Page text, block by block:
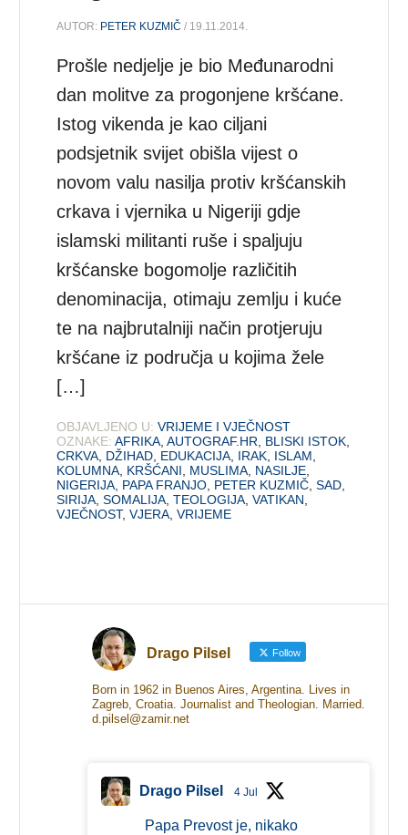
AUTOR: PETER KUZMIČ / 19.11.2014.
Prošle nedjelje je bio Međunarodni
dan molitve za progonjene kršćane.
Istog vikenda je kao ciljani
podsjetnik svijet obišla vijest o
novom valu nasilja protiv kršćanskih
crkava i vjernika u Nigeriji gdje
islamski militanti ruše i spaljuju
kršćanske bogomolje različitih
denominacija, otimaju zemlju i kuće
te na najbrutalniji način protjeruju
kršćane iz područja u kojima žele
[…]
OBJAVLJENO U: VRIJEME I VJEČNOST
OZNAKE: AFRIKA ,AUTOGRAF.HR BLISKI ISTOK
CRKVA DŽIHAD EDUKACIJA IRAK ISLAM
KOLUMNA KRŠĆANI MUSLIMA NASILJE
NIGERIJA PAPA FRANJO PETER KUZMIČ ,SAD
SIRIJA ,SOMALIJA ,TEOLOGIJA ,VATIKAN
VJEČNOST,VJERA ,VRIJEME
Drago Pilsel Follow
Born in 1962 in Buenos Aires, Argentina. Lives in
Zagreb, Croatia. Journalist and Theologian. Married.
d.pilsel@zamir.net
Drago Pilsel 4 Jul
Papa Prevost je, nikako